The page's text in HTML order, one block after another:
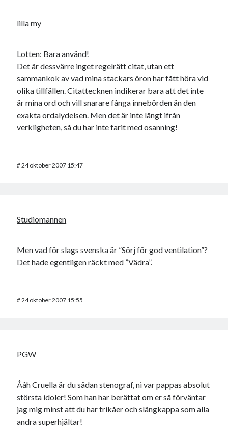
lilla my
Lotten: Bara använd!
Det är dessvärre inget regelrätt citat, utan ett
sammankok av vad mina stackars öron har fått höra vid
olika tillfällen. Citattecknen indikerar bara att det inte
är mina ord och vill snarare fånga innebörden än den
exakta ordalydelsen. Men det är inte långt ifrån
verkligheten, så du har inte farit med osanning!
#24 oktober 2007 15:47
Studiomannen
Men vad för slags svenska är ”Sörj för god ventilation”?
Det hade egentligen räckt med ”Vädra”.
#24 oktober 2007 15:55
PGW
Ååh Cruella är du sådan stenograf, ni var pappas absolut
största idoler! Som han har berättat om er så förväntar
jag mig minst att du har trikåer och slängkappa som alla
andra superhjältar!